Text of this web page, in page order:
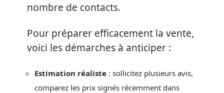
nombre de contacts.
Pour préparer efficacement la vente,
voici les démarches à anticiper :
Estimation réaliste : sollicitez plusieurs avis,
comparez les prix signés récemment dans